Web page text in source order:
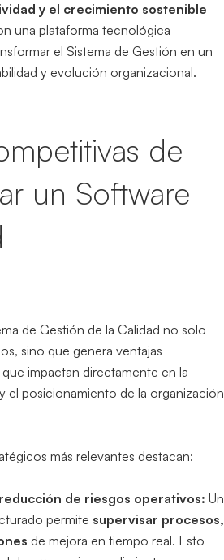
y el crecimiento sostenible
una plataforma tecnológica
el Sistema de Gestión en un
y evolución organizacional.
de
un Software
de Gestión de la Calidad no solo
sino que genera ventajas
impactan directamente en la
el posicionamiento de la organización
más relevantes destacan:
de riesgos operativos: Un
permite supervisar procesos,
de mejora en tiempo real. Esto